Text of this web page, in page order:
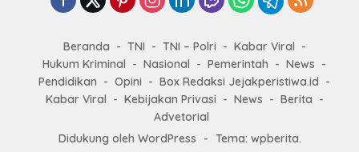
Beranda TNI TNI – Polri
Kabar Viral
Hukum Kriminal
Nasional Pemerintah
News
Pendidikan
Opini
Box Redaksi Jejakperistiwa.id
Kabar Viral
Kebijakan Privasi News
Berita
Advetorial
Didukung oleh WordPress
- Tema: wpberita.